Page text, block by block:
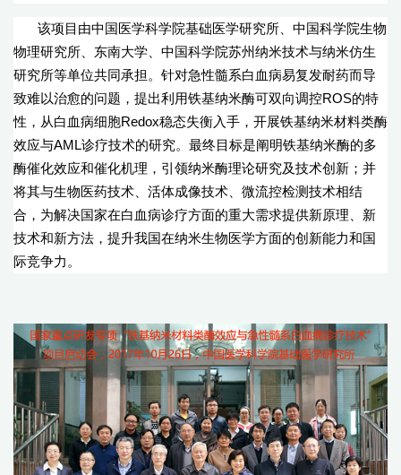
该项目由中国医学科学院基础医学研究所、中国科学院生物
物理研究所、东南大学、中国科学院苏州纳米技术与纳米仿生
研究所等单位共同承担。针对急性髓系白血病易复发耐药而导
致难以治愈的问题，提出利用铁基纳米酶可双向调控ROS的特
性，从白血病细胞Redox稳态失衡入手，开展铁基纳米材料类酶
效应与AML诊疗技术的研究。最终目标是阐明铁基纳米酶的多
酶催化效应和催化机理，引领纳米酶理论研究及技术创新；并
将其与生物医药技术、活体成像技术、微流控检测技术相结
合，为解决国家在白血病诊疗方面的重大需求提供新原理、新
技术和新方法，提升我国在纳米生物医学方面的创新能力和国
际竞争力。